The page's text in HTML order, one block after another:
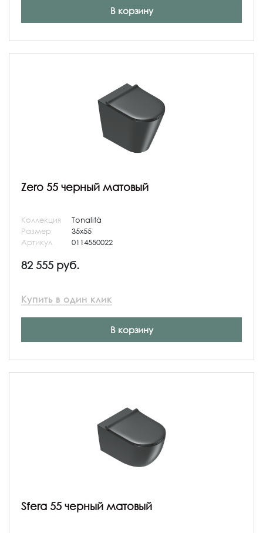
В корзину
Zero 55 черный матовый
Коллекция
Tonalità
Размер
35x55
Артикул
0114550022
82 555 руб.
Купить в один клик
В корзину
Sfera 55 черный матовый